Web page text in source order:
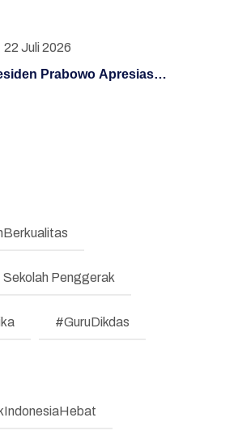
SISTEM
(REFORM)
Bukti
22 Juli 2026
Prabowo Apresiasi
Sekolah Penggerak
#GuruDikdas